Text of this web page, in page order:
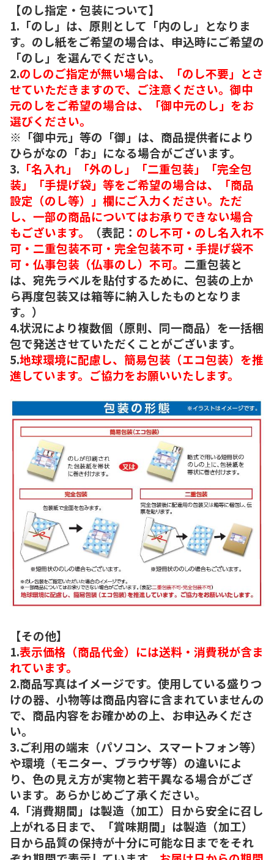
【のし指定・包装について】
1.「のし」は、原則として「内のし」となりま
す。のし紙をご希望の場合は、申込時にご希望の
「のし」を選んでください。
2.のしのご指定が無い場合は、「のし不要」とさ
せていただきますので、ご注意ください。御中
元のしをご希望の場合は、「御中元のし」をお
選びください。
※「御中元」等の「御」は、商品提供者により
ひらがなの「お」になる場合がございます。
3. 「名入れ」「外のし」「二重包装」「完全包
装」「手提げ袋」等をご希望の場合は、「商品
設定（のし等）」欄にご入力ください。ただ
し、一部の商品についてはお承りできない場合
もございます。
（表記： のし不可・のし名入れ不
可・二重包装不可・完全包装不可・手提げ袋不
可・仏事包装（仏事のし）不可。 二重包装と
は、宛先ラベルを貼付するために、包装の上か
ら再度包装又は箱等に納入したものとなりま
す。）
4.状況により複数個（原則、同一商品）を一括梱
包で発送させていただくことがございます。
5.地球環境に配慮し、簡易包装（エコ包装）を推
進しています。ご協力をお願いいたします。
【その他】
1.表示価格（商品代金）には送料・消費税が含ま
れています。
2.商品写真はイメージです。使用している盛りつ
けの器、小物等は商品内容に含まれていませんの
で、商品内容をお確かめの上、お申込みくださ
い。
3.ご利用の端末（パソコン、スマートフォン等）
や環境（モニター、ブラウザ等）の違いによ
り、色の見え方が実物と若干異なる場合がござ
います。あらかじめご了承ください。
4.「消費期間」は製造（加工）日から安全に召し
上がれる日まで、「賞味期間」は製造（加工）
日から品質の保持が十分に可能な日までをそれ